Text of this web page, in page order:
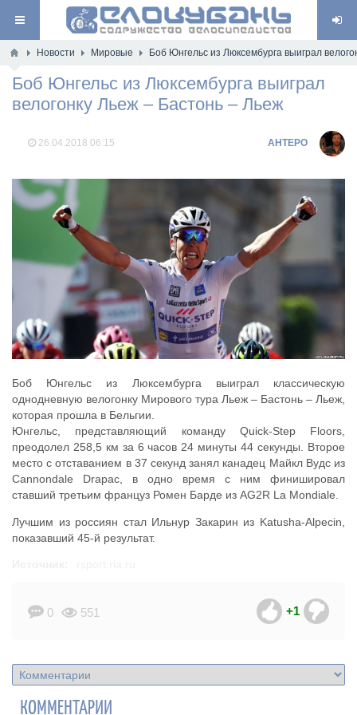
Новости Мировые Боб Юнгельс из Люксембурга выиграл
Боб Юнгельс из Люксембурга выиграл
велогонку Льеж – Бастонь – Льеж
26.04.2018 06:15 AHTEPO
Боб Юнгельс из Люксембурга выиграл классическую
однодневную велогонку Мирового тура Льеж – Бастонь – Льеж,
которая прошла в Бельгии.
Юнгельс, представляющий команду Quick-Step Floors,
преодолел 258,5 км за 6 часов 24 минуты 44 секунды. Второе
место с отставанием в 37 секунд занял канадец Майкл Вудс из
Cannondale Drapac, в одно время с ним финишировал
ставший третьим француз Ромен Барде из AG2R La Mondiale.
Лучшим из россиян стал Ильнур Закарин из Katusha-Alpecin,
показавший 45-й результат.
0 551 +1
КОММЕНТАРИИ